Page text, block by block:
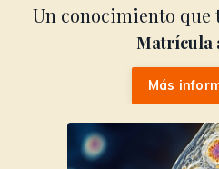
Un conocimiento que
Matrícula
Más